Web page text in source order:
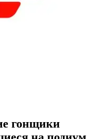
гонщики